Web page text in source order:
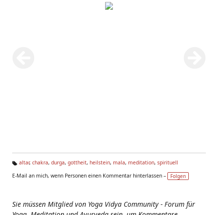
g
altar, chakra, durga, gottheit, heilstein, mala, meditation, spirituell
E-Mail an mich, wenn Personen einen Kommentar hinterlassen –
Folgen
Sie müssen Mitglied von Yoga Vidya Community - Forum für